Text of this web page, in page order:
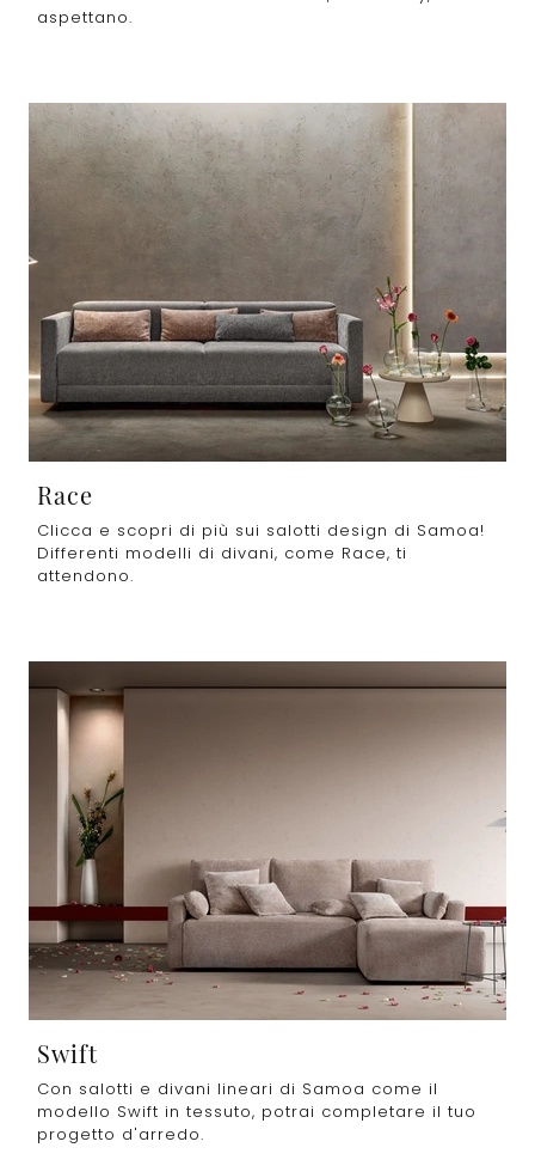
aspettano.
Race
Clicca e scopri di più sui salotti design di Samoa!
Differenti modelli di divani, come Race, ti
attendono.
Swift
Con salotti e divani lineari di Samoa come il
modello Swift in tessuto, potrai completare il tuo
progetto d'arredo.